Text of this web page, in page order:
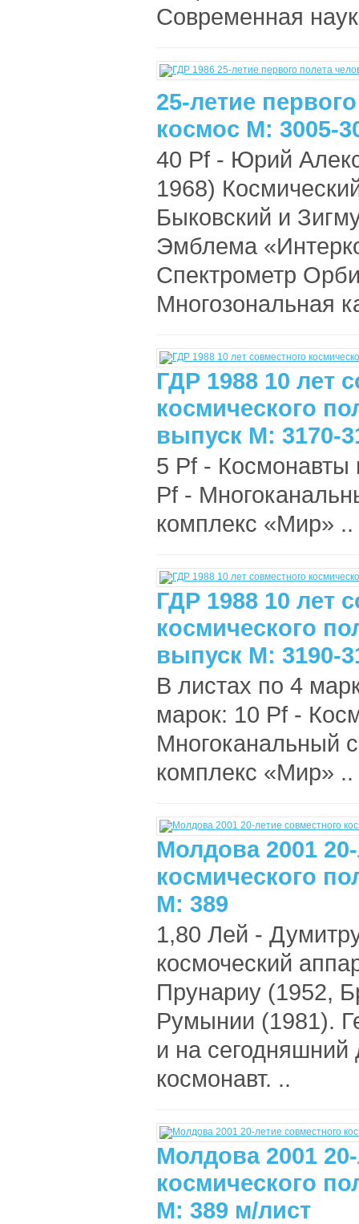
Современная
25-летие
космос М: 3005-
40 Pf - Юрий
1968)
Быковский и
Эмблема
Спектрометр
Многозональная
ГДР 1988 10 лет
космического
выпуск М: 3170-
5 Pf - Космонавты
Pf -
комплекс «Мир» ..
ГДР 1988 10 лет
космического
выпуск М: 3190-
В листах по 4
марок: 10 Pf -
Многоканальный
комплекс «Мир» ..
Молдова 2001
космического
М: 389
1,80 Лей -
космоческий
Прунариу (1952,
Румынии (1981).
и на
космонавт. ..
Молдова 2001
космического
М: 389 м/лист